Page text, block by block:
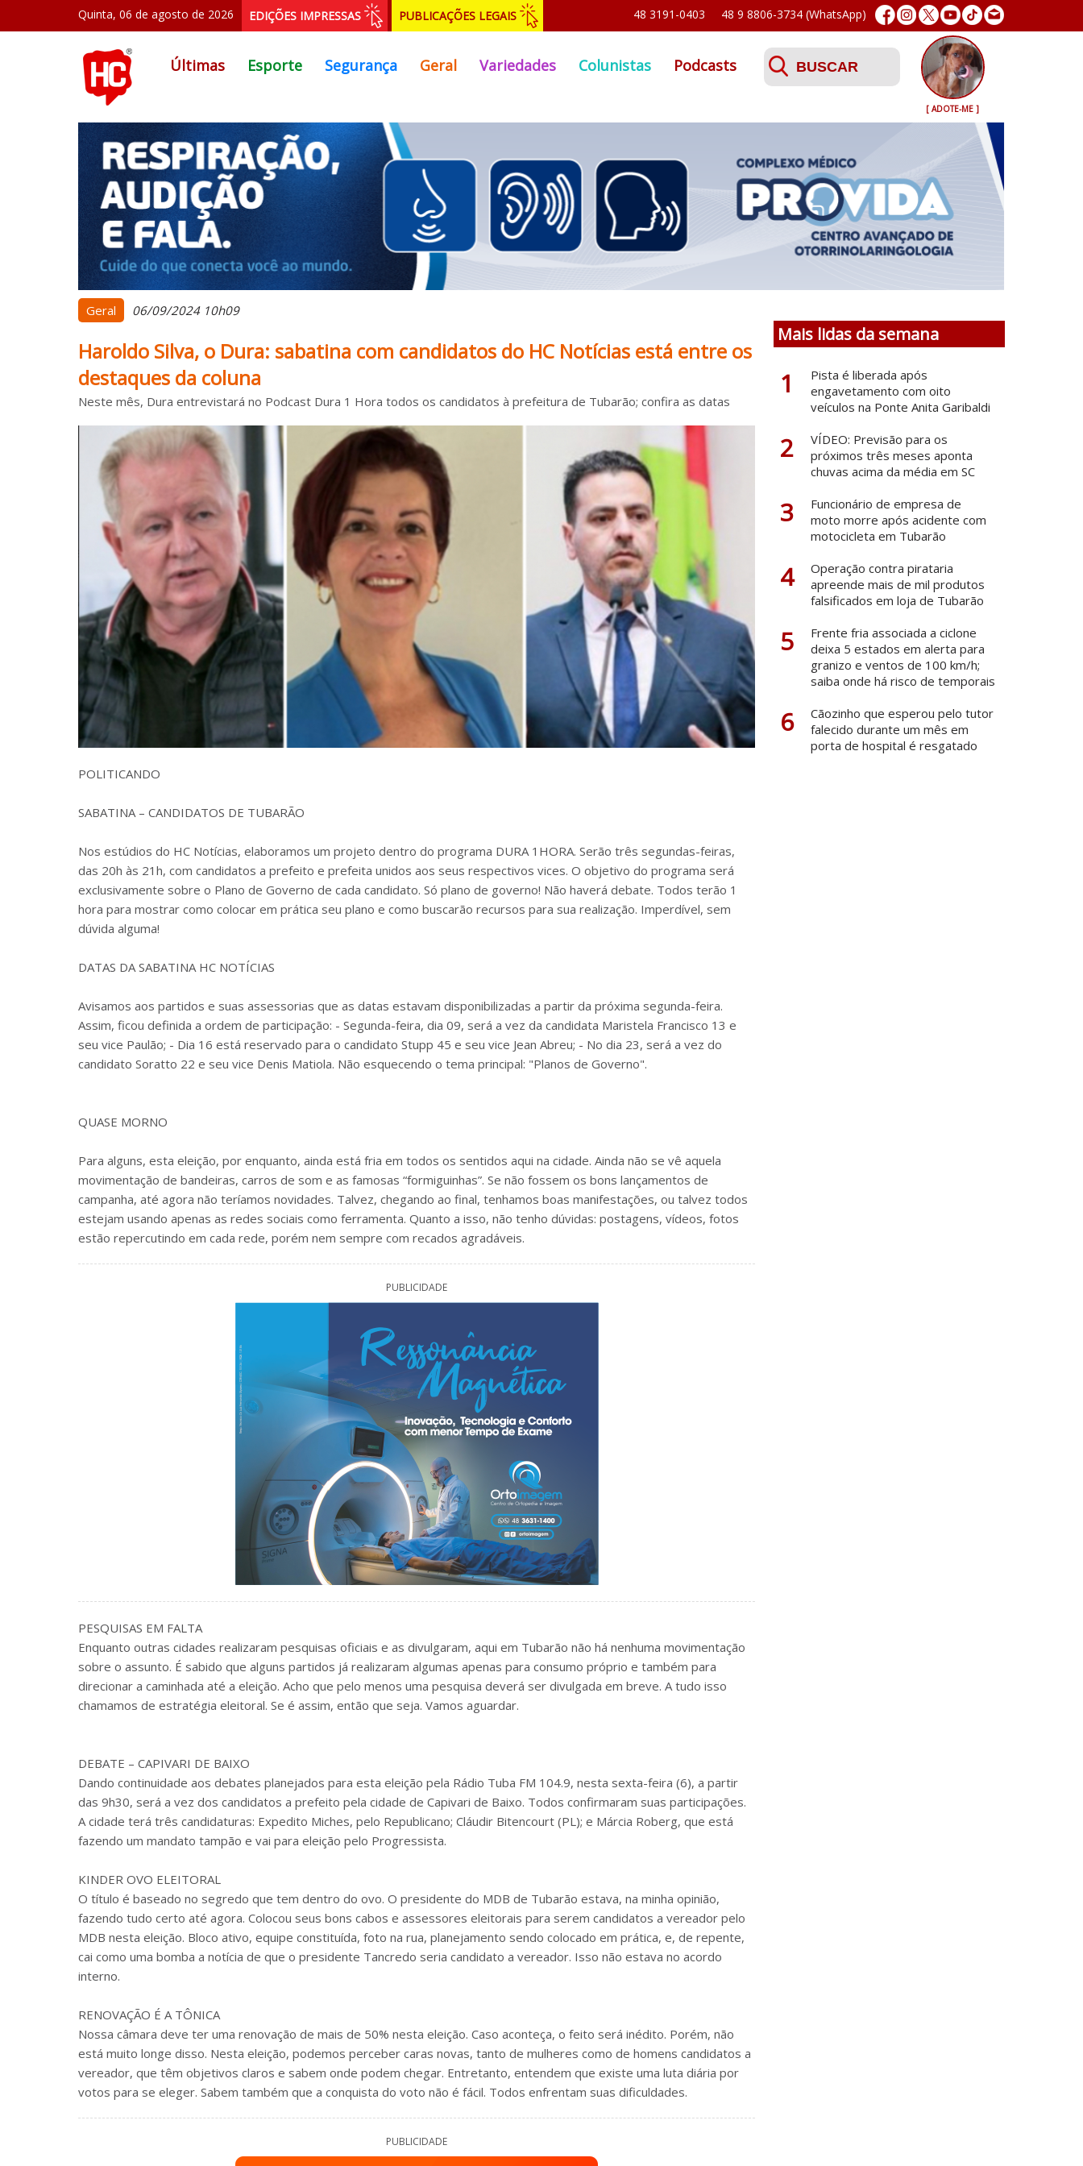
Quinta, 06 de agosto de 2026 EDIÇÕES IMPRESSAS PUBLICAÇÕES LEGAIS 48 9 8806-3734 (WhatsApp)
48 3191-0403
Últimas Esporte Segurança Geral Variedades Colunistas Podcasts
[ ADOTE-ME ]
Geral 06/09/2024 10h09
Haroldo Silva, o Dura: sabatina com candidatos do HC Notícias está entre os
destaques da coluna
Neste mês, Dura entrevistará no Podcast Dura 1 Hora todos os candidatos à prefeitura de Tubarão; confira as datas
POLITICANDO
SABATINA – CANDIDATOS DE TUBARÃO
Nos estúdios do HC Notícias, elaboramos um projeto dentro do programa DURA 1HORA. Serão três segundas-feiras,
das 20h às 21h, com candidatos a prefeito e prefeita unidos aos seus respectivos vices. O objetivo do programa será
exclusivamente sobre o Plano de Governo de cada candidato. Só plano de governo! Não haverá debate. Todos terão 1
hora para mostrar como colocar em prática seu plano e como buscarão recursos para sua realização. Imperdível, sem
dúvida alguma!
DATAS DA SABATINA HC NOTÍCIAS
Avisamos aos partidos e suas assessorias que as datas estavam disponibilizadas a partir da próxima segunda-feira.
Assim, ficou definida a ordem de participação: - Segunda-feira, dia 09, será a vez da candidata Maristela Francisco 13 e
seu vice Paulão; - Dia 16 está reservado para o candidato Stupp 45 e seu vice Jean Abreu; - No dia 23, será a vez do
candidato Soratto 22 e seu vice Denis Matiola. Não esquecendo o tema principal: "Planos de Governo".
QUASE MORNO
Para alguns, esta eleição, por enquanto, ainda está fria em todos os sentidos aqui na cidade. Ainda não se vê aquela
movimentação de bandeiras, carros de som e as famosas “formiguinhas”. Se não fossem os bons lançamentos de
campanha, até agora não teríamos novidades. Talvez, chegando ao final, tenhamos boas manifestações, ou talvez todos
estejam usando apenas as redes sociais como ferramenta. Quanto a isso, não tenho dúvidas: postagens, vídeos, fotos
estão repercutindo em cada rede, porém nem sempre com recados agradáveis.
PUBLICIDADE
PESQUISAS EM FALTA
Enquanto outras cidades realizaram pesquisas oficiais e as divulgaram, aqui em Tubarão não há nenhuma movimentação
sobre o assunto. É sabido que alguns partidos já realizaram algumas apenas para consumo próprio e também para
direcionar a caminhada até a eleição. Acho que pelo menos uma pesquisa deverá ser divulgada em breve. A tudo isso
chamamos de estratégia eleitoral. Se é assim, então que seja. Vamos aguardar.
DEBATE – CAPIVARI DE BAIXO
Dando continuidade aos debates planejados para esta eleição pela Rádio Tuba FM 104.9, nesta sexta-feira (6), a partir
das 9h30, será a vez dos candidatos a prefeito pela cidade de Capivari de Baixo. Todos confirmaram suas participações.
A cidade terá três candidaturas: Expedito Miches, pelo Republicano; Cláudir Bitencourt (PL); e Márcia Roberg, que está
fazendo um mandato tampão e vai para eleição pelo Progressista.
KINDER OVO ELEITORAL
O título é baseado no segredo que tem dentro do ovo. O presidente do MDB de Tubarão estava, na minha opinião,
fazendo tudo certo até agora. Colocou seus bons cabos e assessores eleitorais para serem candidatos a vereador pelo
MDB nesta eleição. Bloco ativo, equipe constituída, foto na rua, planejamento sendo colocado em prática, e, de repente,
cai como uma bomba a notícia de que o presidente Tancredo seria candidato a vereador. Isso não estava no acordo
interno.
RENOVAÇÃO É A TÔNICA
Nossa câmara deve ter uma renovação de mais de 50% nesta eleição. Caso aconteça, o feito será inédito. Porém, não
está muito longe disso. Nesta eleição, podemos perceber caras novas, tanto de mulheres como de homens candidatos a
vereador, que têm objetivos claros e sabem onde podem chegar. Entretanto, entendem que existe uma luta diária por
votos para se eleger. Sabem também que a conquista do voto não é fácil. Todos enfrentam suas dificuldades.
PUBLICIDADE
Mais lidas da semana
1
Pista é liberada após
engavetamento com oito
veículos na Ponte Anita Garibaldi
2
VÍDEO: Previsão para os
próximos três meses aponta
chuvas acima da média em SC
3
Funcionário de empresa de
moto morre após acidente com
motocicleta em Tubarão
4
Operação contra pirataria
apreende mais de mil produtos
falsificados em loja de Tubarão
5
Frente fria associada a ciclone
deixa 5 estados em alerta para
granizo e ventos de 100 km/h;
saiba onde há risco de temporais
6
Cãozinho que esperou pelo tutor
falecido durante um mês em
porta de hospital é resgatado